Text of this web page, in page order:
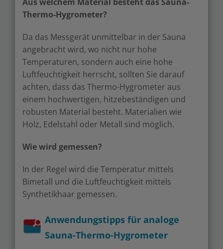
Thermo-Hygrometer?
Da das Messgerät unmittelbar in der Sauna
angebracht wird, wo nicht nur hohe
Temperaturen, sondern auch eine hohe
Luftfeuchtigkeit herrscht, sollten Sie darauf
achten, dass das Thermo-Hygrometer aus
einem hochwertigen, hitzebeständigen und
robusten Material besteht. Materialien wie
Holz, Edelstahl oder Metall sind möglich.
Wie wird gemessen?
In der Regel wird die Temperatur mittels
Bimetall und die Luftfeuchtigkeit mittels
Synthetikhaar gemessen.
Anwendungstipps für analoge
Sauna-Thermo-Hygrometer